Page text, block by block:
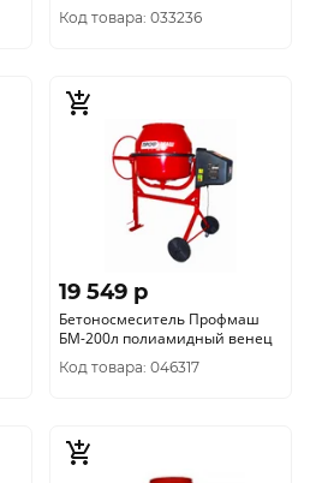
Код товара: 033236
19 549 p
Бетоносмеситель Профмаш
БМ-200л полиамидный венец
Код товара: 046317